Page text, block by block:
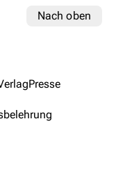
Nach oben
Presse